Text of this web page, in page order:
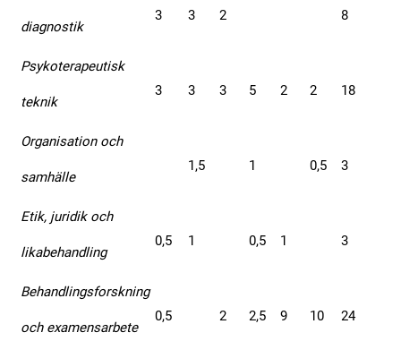
diagnostik
3 3 2 8
Psykoterapeutisk
teknik
3 3 3 5 2 2 18
Organisation och
samhälle
1,5 1 0,5 3
Etik, juridik och
likabehandling
0,5 1 0,5 1 3
Behandlingsforskning
och examensarbete
0,5 2 2,5 9 10 24